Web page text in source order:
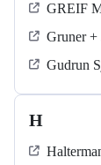
GREIF
Gruner
Gudrun
H